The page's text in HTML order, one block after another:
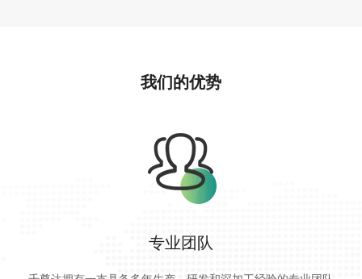
我们的优势
专业团队